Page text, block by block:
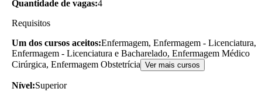
Quantidade de vagas:4
Requisitos
Um dos cursos aceitos:Enfermagem, Enfermagem - Licenciatura,
Enfermagem - Licenciatura e Bacharelado, Enfermagem Médico
Cirúrgica, Enfermagem Obstetrícia Ver mais cursos
Nível:Superior